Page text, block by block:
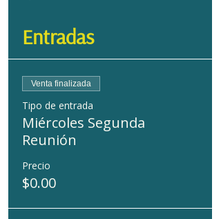
Entradas
Venta finalizada
Tipo de entrada
Miércoles Segunda
Reunión
Precio
$0.00